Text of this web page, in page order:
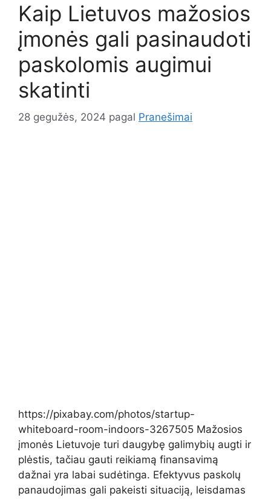
Kaip Lietuvos mažosios
įmonės gali pasinaudoti
paskolomis augimui
skatinti
28 gegužės, 2024 pagal Pranešimai
https://pixabay.com/photos/startup-
whiteboard-room-indoors-3267505 Mažosios
įmonės Lietuvoje turi daugybę galimybių augti ir
plėstis, tačiau gauti reikiamą finansavimą
dažnai yra labai sudėtinga. Efektyvus paskolų
panaudojimas gali pakeisti situaciją, leisdamas